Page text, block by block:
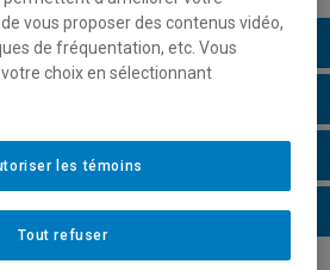
vous proposer des contenus vidéo,
de fréquentation, etc. Vous
choix en sélectionnant
Tout refuser
les témoins